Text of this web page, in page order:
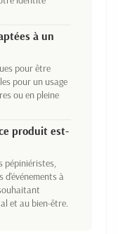
à un
pour être
pour un usage
ou en pleine
produit est-
pépiniéristes,
à
et au bien-être.